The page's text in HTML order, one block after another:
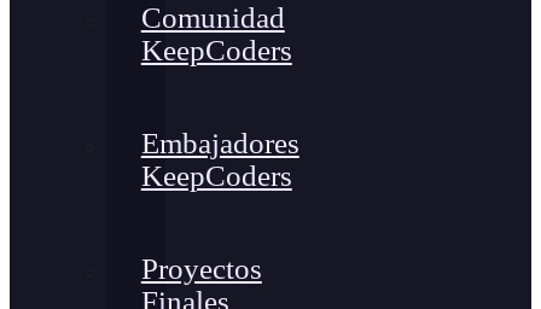
Comunidad
KeepCoders
Embajadores
KeepCoders
Proyectos
Finales